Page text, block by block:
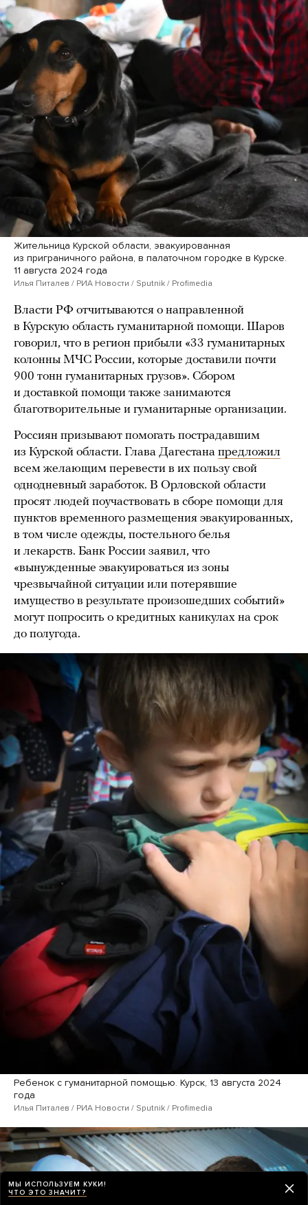
Жительница Курской области, эвакуированная
из приграничного района, в палаточном городке в Курске.
11 августа 2024 года
Илья Питалев / РИА Новости / Sputnik / Profimedia
Власти РФ отчитываются о направленной
в Курскую область гуманитарной помощи. Шаров
говорил, что в регион прибыли «33 гуманитарных
колонны МЧС России, которые доставили почти
900 тонн гуманитарных грузов». Сбором
и доставкой помощи также занимаются
благотворительные и гуманитарные организации.
Россиян призывают помогать пострадавшим
из Курской области. Глава Дагестана предложил
всем желающим перевести в их пользу свой
однодневный заработок. В Орловской области
просят людей поучаствовать в сборе помощи для
пунктов временного размещения эвакуированных,
в том числе одежды, постельного белья
и лекарств. Банк России заявил, что
«вынужденные эвакуироваться из зоны
чрезвычайной ситуации или потерявшие
имущество в результате произошедших событий»
могут попросить о кредитных каникулах на срок
до полугода.
Ребенок с гуманитарной помощью. Курск, 13 августа 2024
года
Илья Питалев / РИА Новости / Sputnik / Profimedia
МЫ ИСПОЛЬЗУЕМ КУКИ!
ЧТО ЭТО ЗНАЧИТ?